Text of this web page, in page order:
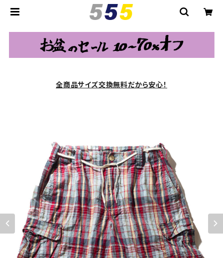
全商品サイズ交換無料だから安心！